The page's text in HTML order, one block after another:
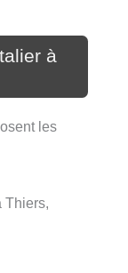
à
les
Thiers,